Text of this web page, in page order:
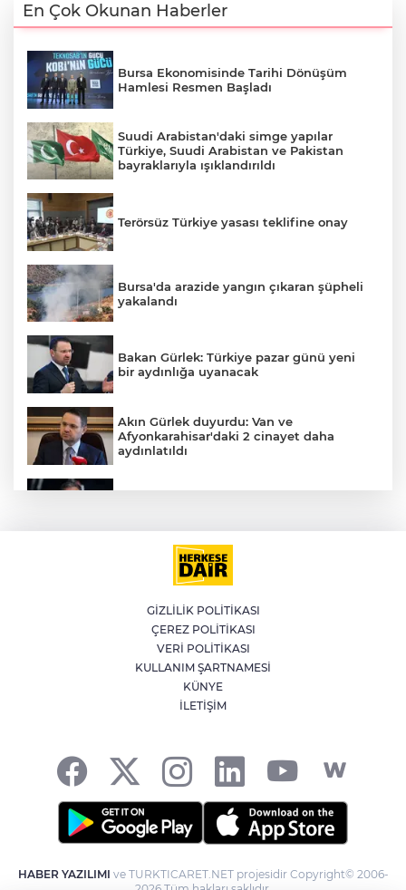
En Çok Okunan Haberler
Bursa Ekonomisinde Tarihi Dönüşüm
Hamlesi Resmen Başladı
Suudi Arabistan'daki simge yapılar
Türkiye, Suudi Arabistan ve Pakistan
bayraklarıyla ışıklandırıldı
Terörsüz Türkiye yasası teklifine onay
Bursa'da arazide yangın çıkaran şüpheli
yakalandı
Bakan Gürlek: Türkiye pazar günü yeni
bir aydınlığa uyanacak
Akın Gürlek duyurdu: Van ve
Afyonkarahisar'daki 2 cinayet daha
aydınlatıldı
Kağıthane'de 104 kilogram uyuşturucu
ele geçirildi
Meteoroloji'den kavurucu sıcak ve
kuvvetli rüzgar uyarısı
GİZLİLİK POLİTİKASI
ÇEREZ POLİTİKASI
VERİ POLİTİKASI
KULLANIM ŞARTNAMESİ
KÜNYE
İLETİŞİM
HABER YAZILIMI ve TURKTICARET.NET projesidir Copyright© 2006-